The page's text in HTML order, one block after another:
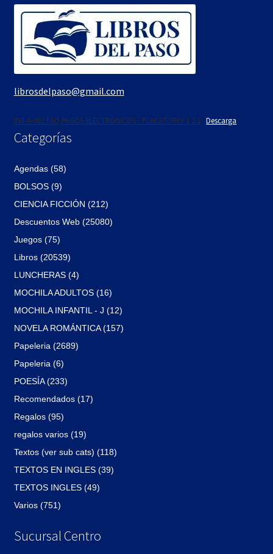
librosdelpaso@gmail.com
INT-A-002 FAQ PAGOS ELECTRÓNICOS - PLACETOPAY 1 2 1 Descarga
Categorías
Agendas (58)
BOLSOS (9)
CIENCIA FICCIÓN (212)
Descuentos Web (25080)
Juegos (75)
Libros (20539)
LUNCHERAS (4)
MOCHILA ADULTOS (16)
MOCHILA INFANTIL - J (12)
NOVELA ROMÁNTICA (157)
Papeleria (2689)
Papeleria (6)
POESÍA (233)
Recomendados (17)
Regalos (95)
regalos varios (19)
Textos (ver sub cats) (118)
TEXTOS EN INGLES (39)
TEXTOS INGLES (49)
Varios (751)
Sucursal Centro